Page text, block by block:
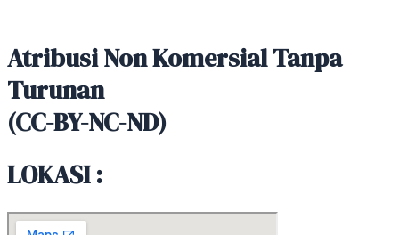
Atribusi Non Komersial Tanpa
Turunan
(CC-BY-NC-ND)
LOKASI :